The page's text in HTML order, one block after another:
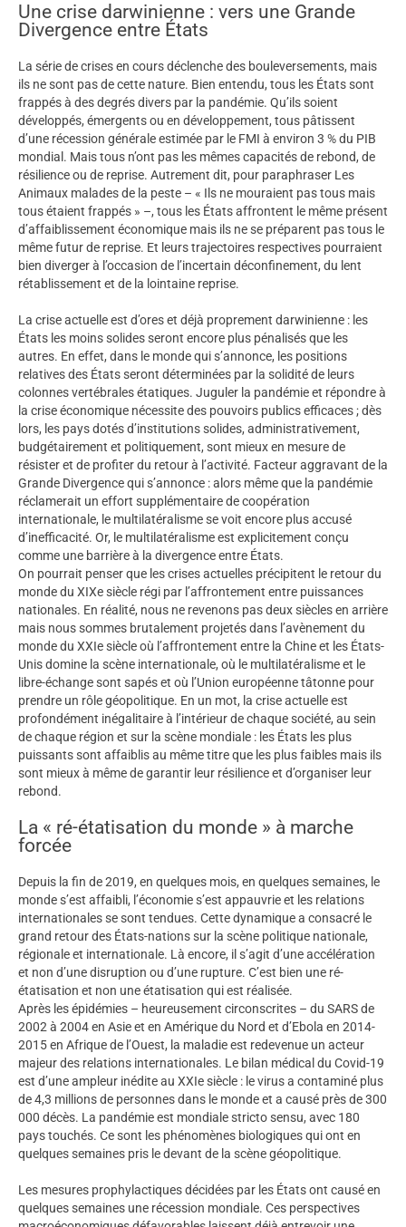
Une crise darwinienne : vers une Grande
Divergence entre États
La série de crises en cours déclenche des bouleversements, mais
ils ne sont pas de cette nature. Bien entendu, tous les États sont
frappés à des degrés divers par la pandémie. Qu’ils soient
développés, émergents ou en développement, tous pâtissent
d’une récession générale estimée par le FMI à environ 3 % du PIB
mondial. Mais tous n’ont pas les mêmes capacités de rebond, de
résilience ou de reprise. Autrement dit, pour paraphraser Les
Animaux malades de la peste – « Ils ne mouraient pas tous mais
tous étaient frappés » –, tous les États affrontent le même présent
d’affaiblissement économique mais ils ne se préparent pas tous le
même futur de reprise. Et leurs trajectoires respectives pourraient
bien diverger à l’occasion de l’incertain déconfinement, du lent
rétablissement et de la lointaine reprise.
La crise actuelle est d’ores et déjà proprement darwinienne : les
États les moins solides seront encore plus pénalisés que les
autres. En effet, dans le monde qui s’annonce, les positions
relatives des États seront déterminées par la solidité de leurs
colonnes vertébrales étatiques. Juguler la pandémie et répondre à
la crise économique nécessite des pouvoirs publics efficaces ; dès
lors, les pays dotés d’institutions solides, administrativement,
budgétairement et politiquement, sont mieux en mesure de
résister et de profiter du retour à l’activité. Facteur aggravant de la
Grande Divergence qui s’annonce : alors même que la pandémie
réclamerait un effort supplémentaire de coopération
internationale, le multilatéralisme se voit encore plus accusé
d’inefficacité. Or, le multilatéralisme est explicitement conçu
comme une barrière à la divergence entre États.
On pourrait penser que les crises actuelles précipitent le retour du
monde du XIXe siècle régi par l’affrontement entre puissances
nationales. En réalité, nous ne revenons pas deux siècles en arrière
mais nous sommes brutalement projetés dans l’avènement du
monde du XXIe siècle où l’affrontement entre la Chine et les États-
Unis domine la scène internationale, où le multilatéralisme et le
libre-échange sont sapés et où l’Union européenne tâtonne pour
prendre un rôle géopolitique. En un mot, la crise actuelle est
profondément inégalitaire à l’intérieur de chaque société, au sein
de chaque région et sur la scène mondiale : les États les plus
puissants sont affaiblis au même titre que les plus faibles mais ils
sont mieux à même de garantir leur résilience et d’organiser leur
rebond.
La « ré-étatisation du monde » à marche
forcée
Depuis la fin de 2019, en quelques mois, en quelques semaines, le
monde s’est affaibli, l’économie s’est appauvrie et les relations
internationales se sont tendues. Cette dynamique a consacré le
grand retour des États-nations sur la scène politique nationale,
régionale et internationale. Là encore, il s’agit d’une accélération
et non d’une disruption ou d’une rupture. C’est bien une ré-
étatisation et non une étatisation qui est réalisée.
Après les épidémies – heureusement circonscrites – du SARS de
2002 à 2004 en Asie et en Amérique du Nord et d’Ebola en 2014-
2015 en Afrique de l’Ouest, la maladie est redevenue un acteur
majeur des relations internationales. Le bilan médical du Covid-19
est d’une ampleur inédite au XXIe siècle : le virus a contaminé plus
de 4,3 millions de personnes dans le monde et a causé près de 300
000 décès. La pandémie est mondiale stricto sensu, avec 180
pays touchés. Ce sont les phénomènes biologiques qui ont en
quelques semaines pris le devant de la scène géopolitique.
Les mesures prophylactiques décidées par les États ont causé en
quelques semaines une récession mondiale. Ces perspectives